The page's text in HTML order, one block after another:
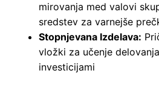
mirovanja med valovi
sredstev za varnejše
Stopnjevana Izdelava:
vložki za učenje
investicijami